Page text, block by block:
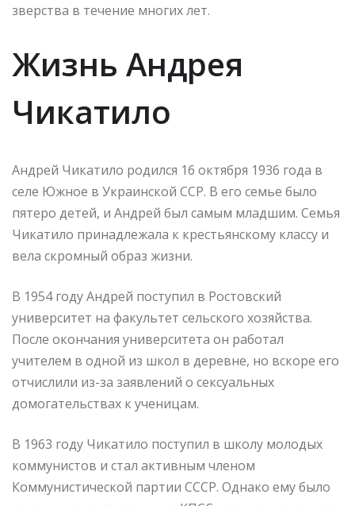
зверства в течение многих лет.
Жизнь Андрея
Чикатило
Андрей Чикатило родился 16 октября 1936 года в
селе Южное в Украинской ССР. В его семье было
пятеро детей, и Андрей был самым младшим. Семья
Чикатило принадлежала к крестьянскому классу и
вела скромный образ жизни.
В 1954 году Андрей поступил в Ростовский
университет на факультет сельского хозяйства.
После окончания университета он работал
учителем в одной из школ в деревне, но вскоре его
отчислили из-за заявлений о сексуальных
домогательствах к ученицам.
В 1963 году Чикатило поступил в школу молодых
коммунистов и стал активным членом
Коммунистической партии СССР. Однако ему было